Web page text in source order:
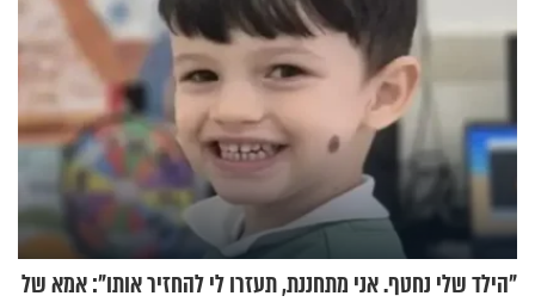
"הילד שלי נחטף. אני מתחננת, תעזרו לי להחזיר אותו": אמא של